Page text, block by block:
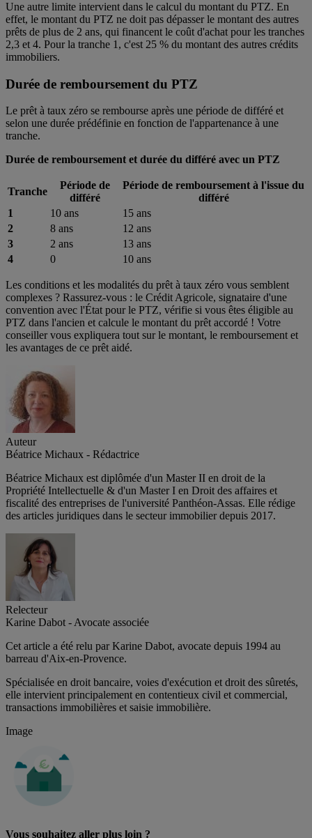
Une autre limite intervient dans le calcul du montant du PTZ. En
effet, le montant du PTZ ne doit pas dépasser le montant des autres
prêts de plus de 2 ans, qui financent le coût d'achat pour les tranches
2,3 et 4. Pour la tranche 1, c'est 25 % du montant des autres crédits
immobiliers.
Durée de remboursement du PTZ
Le prêt à taux zéro se rembourse après une période de différé et
selon une durée prédéfinie en fonction de l'appartenance à une
tranche.
Durée de remboursement et durée du différé avec un PTZ
Tranche
Période de
différé
Période de remboursement à l'issue du
différé
1
10 ans
15 ans
2
8 ans
12 ans
3
2 ans
13 ans
4
0 10 ans
Les conditions et les modalités du prêt à taux zéro vous semblent
complexes ? Rassurez-vous : le Crédit Agricole, signataire d'une
convention avec l'État pour le PTZ, vérifie si vous êtes éligible au
PTZ dans l'ancien et calcule le montant du prêt accordé ! Votre
conseiller vous expliquera tout sur le montant, le remboursement et
les avantages de ce prêt aidé.
Auteur
Béatrice Michaux - Rédactrice
Béatrice Michaux est diplômée d'un Master II en droit de la
Propriété Intellectuelle & d'un Master I en Droit des affaires et
fiscalité des entreprises de l'université Panthéon-Assas. Elle rédige
des articles juridiques dans le secteur immobilier depuis 2017.
Relecteur
Karine Dabot - Avocate associée
Cet article a été relu par Karine Dabot, avocate depuis 1994 au
barreau d'Aix-en-Provence.
Spécialisée en droit bancaire, voies d'exécution et droit des sûretés,
elle intervient principalement en contentieux civil et commercial,
transactions immobilières et saisie immobilière.
Image
Vous souhaitez aller plus loin ?